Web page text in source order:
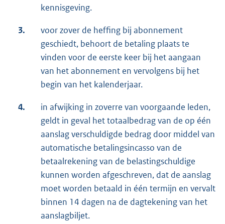
kennisgeving.
3.
voor zover de heffing bij abonnement
geschiedt, behoort de betaling plaats te
vinden voor de eerste keer bij het aangaan
van het abonnement en vervolgens bij het
begin van het kalenderjaar.
4.
in afwijking in zoverre van voorgaande leden,
geldt in geval het totaalbedrag van de op één
aanslag verschuldigde bedrag door middel van
automatische betalingsincasso van de
betaalrekening van de belastingschuldige
kunnen worden afgeschreven, dat de aanslag
moet worden betaald in één termijn en vervalt
binnen 14 dagen na de dagtekening van het
aanslagbiljet.